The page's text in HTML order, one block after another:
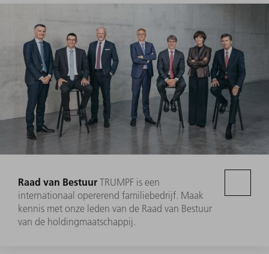
Raad van Bestuur TRUMPF is een
internationaal opererend familiebedrijf. Maak
kennis met onze leden van de Raad van Bestuur
van de holdingmaatschappij.